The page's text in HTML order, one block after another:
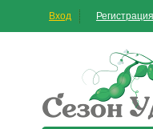
Вход Регистрация